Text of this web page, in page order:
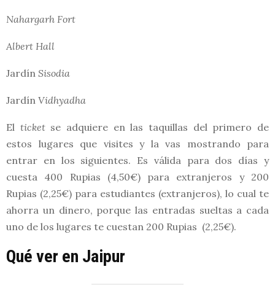
Nahargarh Fort
Albert Hall
Jardín Sisodia
Jardín Vidhyadha
El ticketse adquiere en las taquillas del primero de
estos lugares que visites y la vas mostrando para
entrar en los siguientes. Es válida para dos días y
cuesta 400 Rupias (4,50€) para extranjeros y 200
Rupias (2,25€) para estudiantes (extranjeros), lo cual te
ahorra un dinero, porque las entradas sueltas a cada
uno de los lugares te cuestan 200 Rupias (2,25€).
Qué ver en Jaipur